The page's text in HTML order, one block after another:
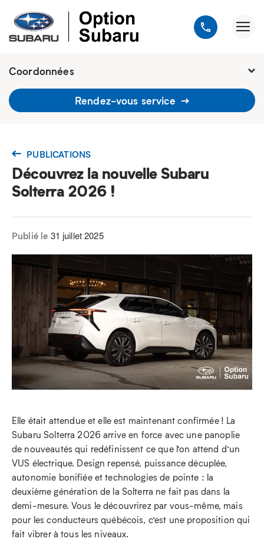
Coordonnées
1900, avenue Jules-Verne, Québec
Rendez-vous service
PUBLICATIONS
Découvrez la nouvelle Subaru
Solterra 2026 !
Publié le 31 juillet 2025
Elle était attendue et elle est maintenant confirmée ! La
Subaru Solterra 2026 arrive en force avec une panoplie
de nouveautés qui redéfinissent ce que l’on attend d’un
VUS électrique. Design repensé, puissance décuplée,
autonomie bonifiée et technologies de pointe : la
deuxième génération de la Solterra ne fait pas dans la
demi-mesure. Vous le découvrirez par vous-même, mais
pour les conducteurs québécois, c’est une proposition qui
fait vibrer à tous les niveaux.